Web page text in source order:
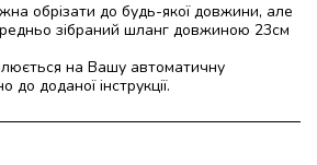
обрізати до будь-якої довжини, але
зібраний шланг довжиною 23см
на Вашу автоматичну
до доданої інструкції.